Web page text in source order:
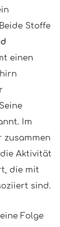
Stoffe
einen
Im
zusammen
Aktivität
die mit
sind.
Folge